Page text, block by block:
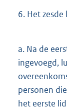
6. Het
a. Na de
ingevoegd,
personen
het eerste